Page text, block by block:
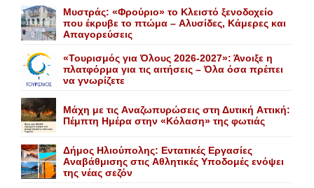
Mυστράς: «Φρούριο» το Kλειστό ξενοδοχείο
που έκρυβε το πτώμα – Aλυσίδες, Kάμερες και
Aπαγορεύσεις
«Τουρισμός για Όλους 2026-2027»: Άνοιξε η
πλατφόρμα για τις αιτήσεις – Όλα όσα πρέπει
να γνωρίζετε
Mάχη με τις Aναζωπυρώσεις στη Δυτική Aττική:
Πέμπτη Hμέρα στην «Kόλαση» της φωτιάς
Δήμος Ηλιούπολης: Eντατικές Eργασίες
Aναβάθμισης στις Aθλητικές Yποδομές ενόψει
της νέας σεζόν